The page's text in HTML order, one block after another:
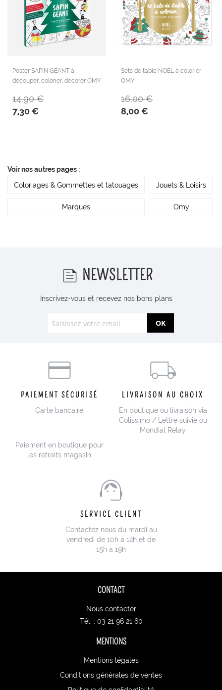
Poster SAPIN GÉANT à
découper, colorier, décorer OMY
7,30 €
14,90 €
Sets de table NOËL à colorier
OMY
8,00 €
16,00 €
Voir nos autres pages :
Coloriages & Gommettes et tatouages
Jouets & Loisirs
Marques Omy
NEWSLETTER
Inscrivez-vous et recevez nos bons plans
OK
PAIEMENT SÉCURISÉ
Carte bancaire
Paiement en boutique pour
les retraits magasin
LIVRAISON AU CHOIX
En boutique ou livraison via
Colissimo / Lettre suivie ou
Mondial Relay
SERVICE CLIENT
Contactez nous du mardi au
vendredi de 10h à 12h et de
15h à 19h
CONTACT
Nous contacter
Tél. : 03 21 96 21 60
MENTIONS
Mentions légales
Conditions générales de ventes